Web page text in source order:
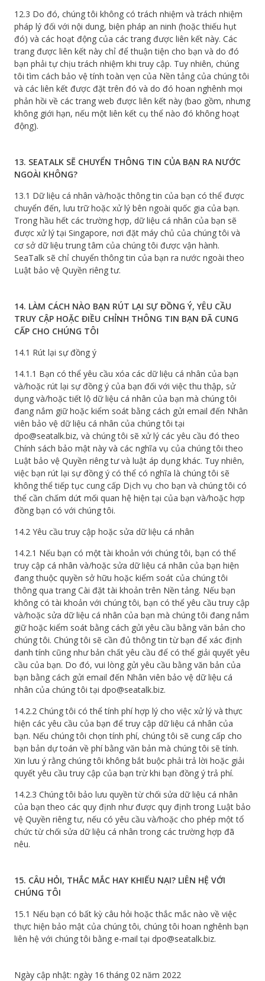
12.3 Do đó, chúng tôi không có trách nhiệm và trách nhiệm
pháp lý đối với nội dung, biện pháp an ninh (hoặc thiếu hụt
đó) và các hoạt động của các trang được liên kết này. Các
trang được liên kết này chỉ để thuận tiện cho bạn và do đó
bạn phải tự chịu trách nhiệm khi truy cập. Tuy nhiên, chúng
tôi tìm cách bảo vệ tính toàn vẹn của Nền tảng của chúng tôi
và các liên kết được đặt trên đó và do đó hoan nghênh mọi
phản hồi về các trang web được liên kết này (bao gồm, nhưng
không giới hạn, nếu một liên kết cụ thể nào đó không hoạt
động).
13. SEATALK SẼ CHUYỂN THÔNG TIN CỦA BẠN RA NƯỚC
NGOÀI KHÔNG?
13.1 Dữ liệu cá nhân và/hoặc thông tin của bạn có thể được
chuyển đến, lưu trữ hoặc xử lý bên ngoài quốc gia của bạn.
Trong hầu hết các trường hợp, dữ liệu cá nhân của bạn sẽ
được xử lý tại Singapore, nơi đặt máy chủ của chúng tôi và
cơ sở dữ liệu trung tâm của chúng tôi được vận hành.
SeaTalk sẽ chỉ chuyển thông tin của bạn ra nước ngoài theo
Luật bảo vệ Quyền riêng tư.
14. LÀM CÁCH NÀO BẠN RÚT LẠI SỰ ĐỒNG Ý, YÊU CẦU
TRUY CẬP HOẶC ĐIỀU CHỈNH THÔNG TIN BẠN ĐÃ CUNG
CẤP CHO CHÚNG TÔI
14.1 Rút lại sự đồng ý
14.1.1 Bạn có thể yêu cầu xóa các dữ liệu cá nhân của bạn
và/hoặc rút lại sự đồng ý của bạn đối với việc thu thập, sử
dụng và/hoặc tiết lộ dữ liệu cá nhân của bạn mà chúng tôi
đang nắm giữ hoặc kiểm soát bằng cách gửi email đến Nhân
viên bảo vệ dữ liệu cá nhân của chúng tôi tại
dpo@seatalk.biz, và chúng tôi sẽ xử lý các yêu cầu đó theo
Chính sách bảo mật này và các nghĩa vụ của chúng tôi theo
Luật bảo vệ Quyền riêng tư và luật áp dụng khác. Tuy nhiên,
việc bạn rút lại sự đồng ý có thể có nghĩa là chúng tôi sẽ
không thể tiếp tục cung cấp Dịch vụ cho bạn và chúng tôi có
thể cần chấm dứt mối quan hệ hiện tại của bạn và/hoặc hợp
đồng bạn có với chúng tôi.
14.2 Yêu cầu truy cập hoặc sửa dữ liệu cá nhân
14.2.1 Nếu bạn có một tài khoản với chúng tôi, bạn có thể
truy cập cá nhân và/hoặc sửa dữ liệu cá nhân của bạn hiện
đang thuộc quyền sở hữu hoặc kiểm soát của chúng tôi
thông qua trang Cài đặt tài khoản trên Nền tảng. Nếu bạn
không có tài khoản với chúng tôi, bạn có thể yêu cầu truy cập
và/hoặc sửa dữ liệu cá nhân của bạn mà chúng tôi đang nắm
giữ hoặc kiểm soát bằng cách gửi yêu cầu bằng văn bản cho
chúng tôi. Chúng tôi sẽ cần đủ thông tin từ bạn để xác định
danh tính cũng như bản chất yêu cầu để có thể giải quyết yêu
cầu của bạn. Do đó, vui lòng gửi yêu cầu bằng văn bản của
bạn bằng cách gửi email đến Nhân viên bảo vệ dữ liệu cá
nhân của chúng tôi tại dpo@seatalk.biz.
14.2.2 Chúng tôi có thể tính phí hợp lý cho việc xử lý và thực
hiện các yêu cầu của bạn để truy cập dữ liệu cá nhân của
bạn. Nếu chúng tôi chọn tính phí, chúng tôi sẽ cung cấp cho
bạn bản dự toán về phí bằng văn bản mà chúng tôi sẽ tính.
Xin lưu ý rằng chúng tôi không bắt buộc phải trả lời hoặc giải
quyết yêu cầu truy cập của bạn trừ khi bạn đồng ý trả phí.
14.2.3 Chúng tôi bảo lưu quyền từ chối sửa dữ liệu cá nhân
của bạn theo các quy định như được quy định trong Luật bảo
vệ Quyền riêng tư, nếu có yêu cầu và/hoặc cho phép một tổ
chức từ chối sửa dữ liệu cá nhân trong các trường hợp đã
nêu.
15. CÂU HỎI, THẮC MẮC HAY KHIẾU NẠI? LIÊN HỆ VỚI
CHÚNG TÔI
15.1 Nếu bạn có bất kỳ câu hỏi hoặc thắc mắc nào về việc
thực hiện bảo mật của chúng tôi, chúng tôi hoan nghênh bạn
liên hệ với chúng tôi bằng e-mail tại dpo@seatalk.biz.
Ngày cập nhật: ngày 16 tháng 02 năm 2022